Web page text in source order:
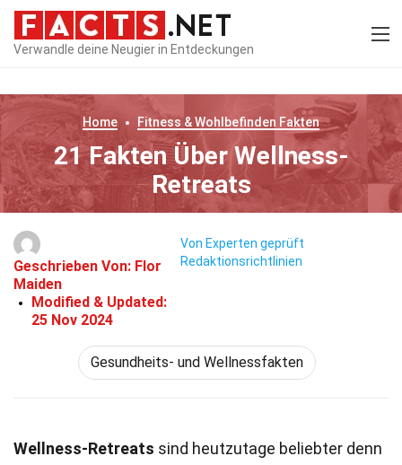
Verwandle deine Neugier in Entdeckungen
Home Fitness & Wohlbefinden Fakten
21 Fakten Über Wellness-
Retreats
Geschrieben Von: Flor
Maiden
Modified & Updated:
25 Nov 2024
Von Experten geprüft
Redaktionsrichtlinien
Gesundheits- und Wellnessfakten
Wellness-Retreats sind heutzutage beliebter denn